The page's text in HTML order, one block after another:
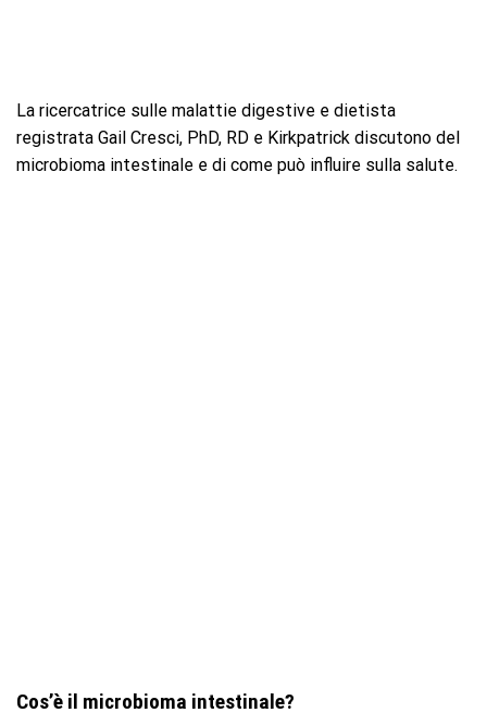
La ricercatrice sulle malattie digestive e dietista
registrata Gail Cresci, PhD, RD e Kirkpatrick discutono del
microbioma intestinale e di come può influire sulla salute.
Cos’è il microbioma intestinale?